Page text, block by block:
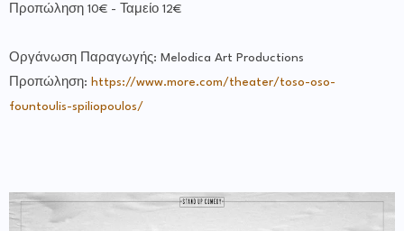
Προπώληση 10€ - Ταμείο 12€
Οργάνωση Παραγωγής: Melodica Art Productions
Προπώληση: https://www.more.com/theater/toso-oso-
fountoulis-spiliopoulos/